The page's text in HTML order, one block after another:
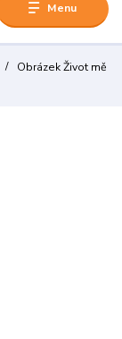
Menu
Obrázek Život mě